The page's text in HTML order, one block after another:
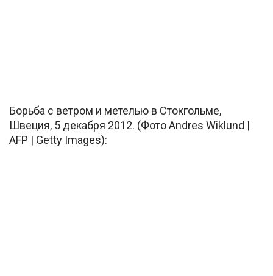
Борьба с ветром и метелью в Стокгольме,
Швеция, 5 декабря 2012. (Фото Andres Wiklund |
AFP | Getty Images):